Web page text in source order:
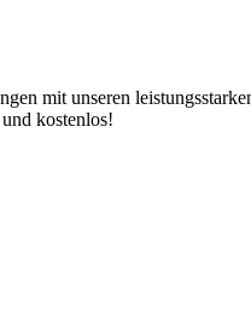
mit unseren
kostenlos!